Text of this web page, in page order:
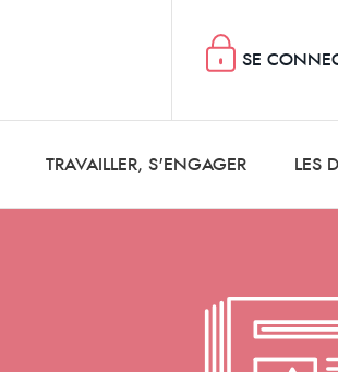
TRAVAILLER, S'ENGAGER LES
SE